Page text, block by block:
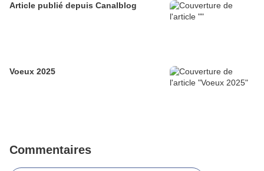
Article publié depuis Canalblog
Voeux 2025
Commentaires